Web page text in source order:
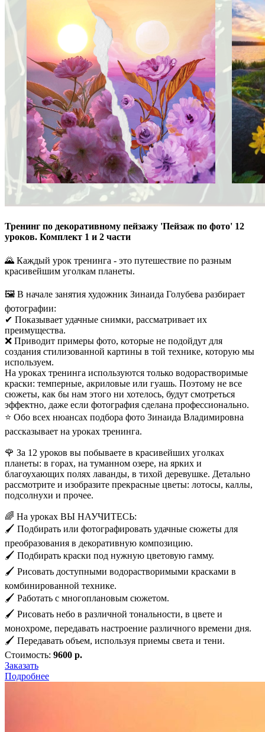
Тренинг по декоративному пейзажу 'Пейзаж по фото' 12
уроков. Комплект 1 и 2 части
🌄 Каждый урок тренинга - это путешествие по разным
красивейшим уголкам планеты.
🖼 В начале занятия художник Зинаида Голубева разбирает
фотографии:
✔ Показывает удачные снимки, рассматривает их
преимущества.
❌ Приводит примеры фото, которые не подойдут для
создания стилизованной картины в той технике, которую мы
используем.
На уроках тренинга используются только водорастворимые
краски: темперные, акриловые или гуашь. Поэтому не все
сюжеты, как бы нам этого ни хотелось, будут смотреться
эффектно, даже если фотография сделана профессионально.
⭐ Обо всех нюансах подбора фото Зинаида Владимировна
рассказывает на уроках тренинга.
🌹 За 12 уроков вы побываете в красивейших уголках
планеты: в горах, на туманном озере, на ярких и
благоухающих полях лаванды, в тихой деревушке. Детально
рассмотрите и изобразите прекрасные цветы: лотосы, каллы,
подсолнухи и прочее.
🌈 На уроках ВЫ НАУЧИТЕСЬ:
🖌 Подбирать или фотографировать удачные сюжеты для
преобразования в декоративную композицию.
🖌 Подбирать краски под нужную цветовую гамму.
🖌 Рисовать доступными водорастворимыми красками в
комбинированной технике.
🖌 Работать с многоплановым сюжетом.
🖌 Рисовать небо в различной тональности, в цвете и
монохроме, передавать настроение различного времени дня.
🖌 Передавать объем, используя приемы света и тени.
Стоимость: 9600 р.
Заказать
Подробнее